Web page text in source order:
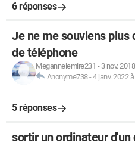
6 réponses
Je ne me souviens plus
de téléphone
Megannelemire231 - 3 nov.
Anonyme738-4 janv. 2022
5 réponses
sortir un ordinateur d'un